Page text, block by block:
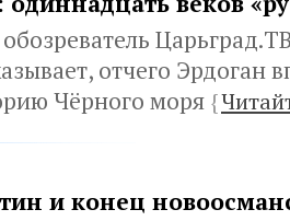
отчего Эрдоган
Чёрного моря {
и конец